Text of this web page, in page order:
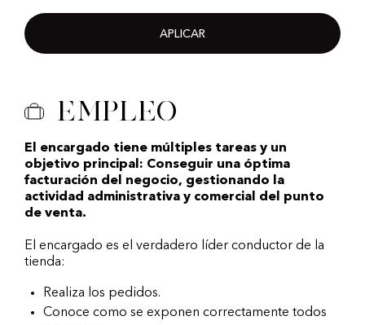
APLICAR
Empleo
El encargado tiene múltiples tareas y un
objetivo principal: Conseguir una óptima
facturación del negocio, gestionando la
actividad administrativa y comercial del punto
de venta.
El encargado es el verdadero líder conductor de la
tienda:
Realiza los pedidos.
Conoce como se exponen correctamente todos